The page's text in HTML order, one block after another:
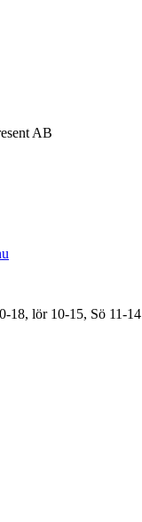
AB
18, lör 10-15, Sö 11-14